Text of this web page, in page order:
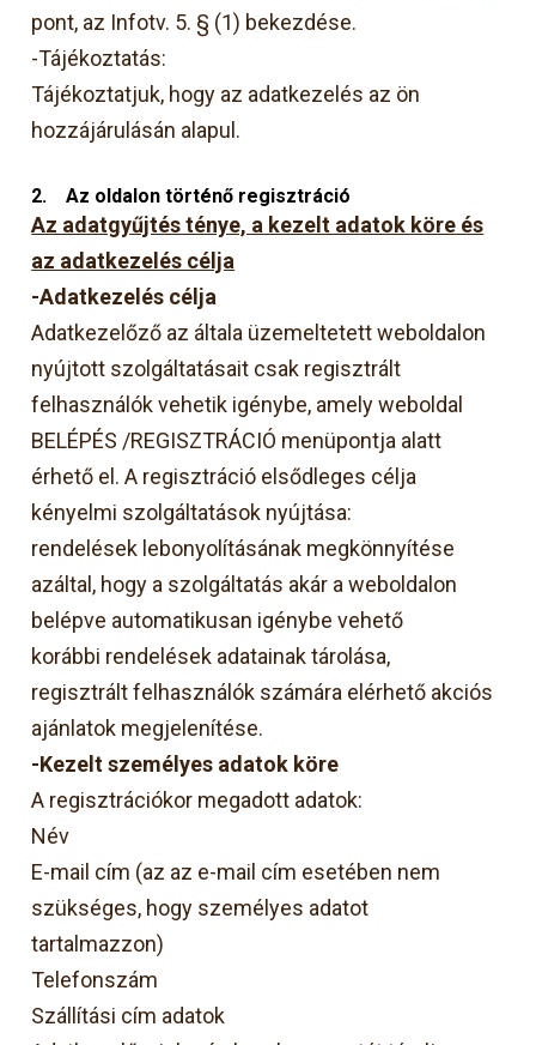
pont, az Infotv. 5. § (1) bekezdése.
-Tájékoztatás:
Tájékoztatjuk, hogy az adatkezelés az ön
hozzájárulásán alapul.
2.Az oldalon történő regisztráció
Az adatgyűjtés ténye, a kezelt adatok köre és
az adatkezelés célja
-Adatkezelés célja
Adatkezelőző az általa üzemeltetett weboldalon
nyújtott szolgáltatásait csak regisztrált
felhasználók vehetik igénybe, amely weboldal
BELÉPÉS /REGISZTRÁCIÓ menüpontja alatt
érhető el. A regisztráció elsődleges célja
kényelmi szolgáltatások nyújtása:
rendelések lebonyolításának megkönnyítése
azáltal, hogy a szolgáltatás akár a weboldalon
belépve automatikusan igénybe vehető
korábbi rendelések adatainak tárolása,
regisztrált felhasználók számára elérhető akciós
ajánlatok megjelenítése.
-Kezelt személyes adatok köre
A regisztrációkor megadott adatok:
Név
E-mail cím (az az e-mail cím esetében nem
szükséges, hogy személyes adatot
tartalmazzon)
Telefonszám
Szállítási cím adatok